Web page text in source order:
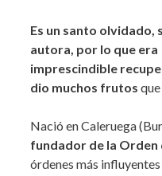
Es un santo olvidado,
autora, por lo que era
imprescindible
dio muchos frutos
Nació en Caleruega
fundador de la Orden
órdenes más